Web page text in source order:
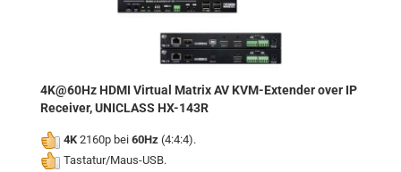
4K@60Hz HDMI Virtual Matrix AV KVM-Extender over IP
Receiver, UNICLASS HX-143R
4K 2160p bei 60Hz (4:4:4).
Tastatur/Maus-USB.